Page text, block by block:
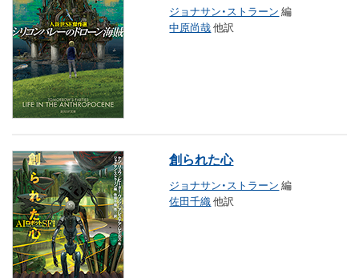
ジョナサン・ストラーン 編
中原尚哉他訳
創られた心
ジョナサン・ストラーン 編
佐田千織他訳